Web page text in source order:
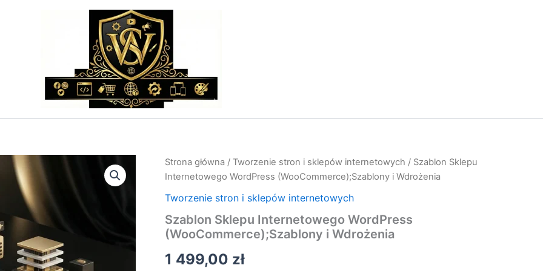
Strona główna / Tworzenie stron i sklepów internetowych / Szablon Sklepu
Internetowego WordPress (WooCommerce);Szablony i Wdrożenia
Tworzenie stron i sklepów internetowych
Szablon Sklepu Internetowego WordPress
(WooCommerce);Szablony i Wdrożenia
1 499,00 zł
ilość
Szablon
Internetowego
(WooCommerce);Szablony